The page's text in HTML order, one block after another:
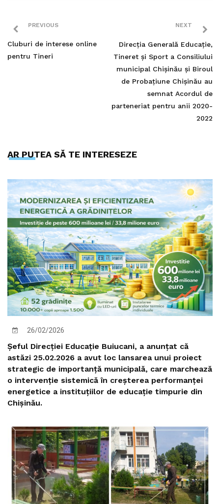
PREVIOUS
Cluburi de interese online
pentru Tineri
NEXT
Direcția Generală Educație,
Tineret și Sport a Consiliului
municipal Chișinău și Biroul
de Probațiune Chișinău au
semnat Acordul de
parteneriat pentru anii 2020-
2022
AR PUTEA SĂ TE INTERESEZE
26/02/2026
Șeful Direcției Educație Buiucani, a anunțat că
astăzi 25.02.2026 a avut loc lansarea unui proiect
strategic de importanță municipală, care marchează
o intervenție sistemică în creșterea performanței
energetice a instituțiilor de educație timpurie din
Chișinău.